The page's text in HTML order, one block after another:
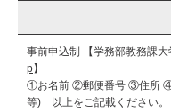
事前申込制 【学務部教務課大
p】
①お名前 ②郵便番号 ③住所 ④
等) 以上をご記載ください。